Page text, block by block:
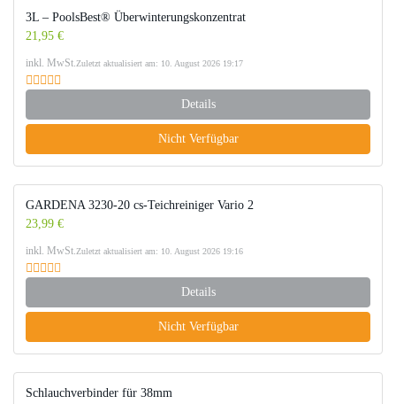
3L – PoolsBest® Überwinterungskonzentrat
21,95 €
inkl. MwSt.Zuletzt aktualisiert am: 10. August 2026 19:17
Details
Nicht Verfügbar
GARDENA 3230-20 cs-Teichreiniger Vario 2
23,99 €
inkl. MwSt.Zuletzt aktualisiert am: 10. August 2026 19:16
Details
Nicht Verfügbar
Schlauchverbinder für 38mm